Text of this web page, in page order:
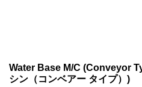
Water Base M/C (Conveyor
シン（コンベアー タイプ）)